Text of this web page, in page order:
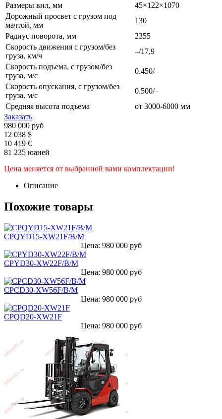
Размеры вил, мм
45×122×1070
Дорожный просвет с грузом под
мачтой, мм
130
Радиус поворота, мм
2355
Скорость движения с грузом/без
груза, км/ч
–/17,9
Скорость подъема, с грузом/без
груза, м/с
0.450/–
Скорость опускания, с грузом/без
груза, м/с
0.500/–
Средняя высота подъема
от 3000-6000 мм
Заказать
980 000 руб
12 038 $
10 419 €
81 235 юаней
Цена меняется от выбранной вами комплектации!
Описание
Похожие товары
CPQYD15-XW21F/B/M
Цена: 980 000 руб
CPYD30-XW22F/B/M
Цена: 980 000 руб
CPCD30-XW56F/B/M
Цена: 980 000 руб
CPQD20-XW21F
Цена: 980 000 руб